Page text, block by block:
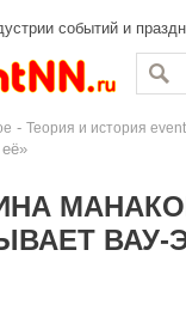
событий и
- Теория и история
ВАУ-